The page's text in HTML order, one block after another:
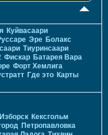
Куйвасаари
Эре Болакс
Тиуринсаари
Фискар Батарея Вара
Форт Хемлига
Где это Карты
Изборск Кексгольм
Петропавловка